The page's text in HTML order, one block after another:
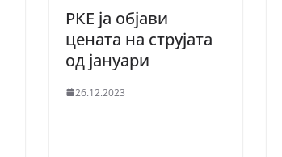
РКЕ ја објави
цената на струјата
од јануари
26.12.2023